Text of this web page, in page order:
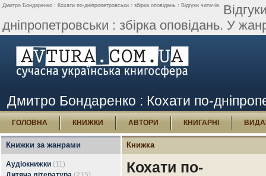
Дмитро Бондаренко : Кохати по-дніпропетровськи : збірка оповідань : Відгуки читачів.
дніпропетровськи : збірка оповідань. У
Дмитро Бондаренко : Кохати по-
ГОЛОВНА КНИЖКИ АВТОРИ КНИГАРНІ
Книжки за жанрами
Аудіокнижки (11)
Книжка
Кохати по-